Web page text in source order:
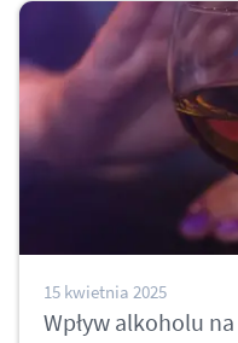
15 kwietnia 2025
Wpływ alkoholu